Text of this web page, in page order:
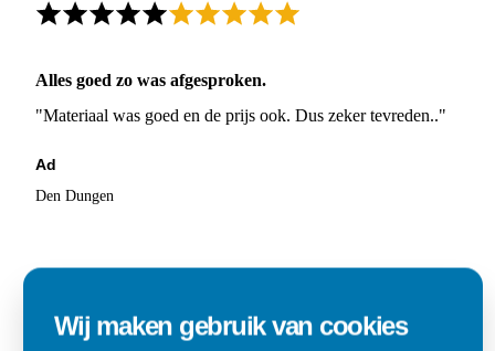
Alles goed zo was afgesproken.
"Materiaal was goed en de prijs ook. Dus zeker tevreden.."
Ad
Den Dungen
Wij maken gebruik van cookies